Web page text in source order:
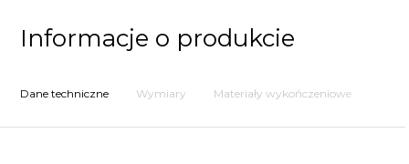
Informacje o produkcie
Dane techniczne Wymiary Materiały wykończeniowe